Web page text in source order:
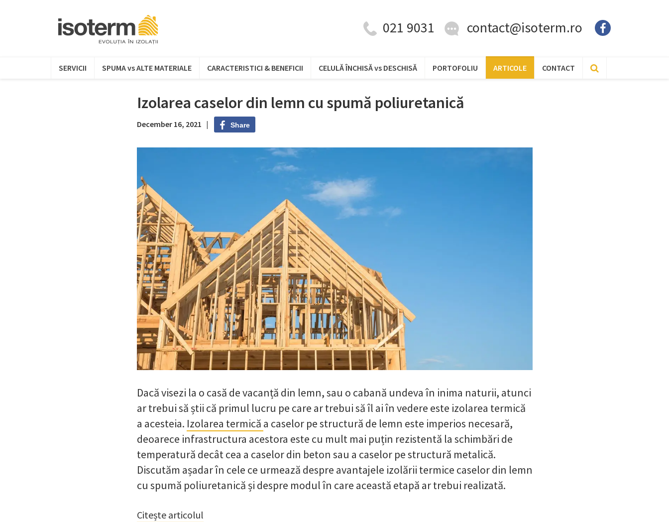
contact@isoterm.ro
021 9031
SERVICII SPUMA vs ALTE MATERIALE CARACTERISTICI & BENEFICII CELULĂ ÎNCHISĂ vs DESCHISĂ PORTOFOLIU ARTICOLE CONTACT
Izolarea caselor din lemn cu spumă poliuretanică
December 16, 2021 | Share
Dacă visezi la o casă de vacanță din lemn, sau o cabană undeva în inima naturii, atunci
ar trebui să știi că primul lucru pe care ar trebui să îl ai în vedere este izolarea termică
a acesteia. Izolarea termică a caselor pe structură de lemn este imperios necesară,
deoarece infrastructura acestora este cu mult mai puțin rezistentă la schimbări de
temperatură decât cea a caselor din beton sau a caselor pe structură metalică.
Discutăm așadar în cele ce urmează despre avantajele izolării termice caselor din lemn
cu spumă poliuretanică și despre modul în care această etapă ar trebui realizată.
Citește articolul